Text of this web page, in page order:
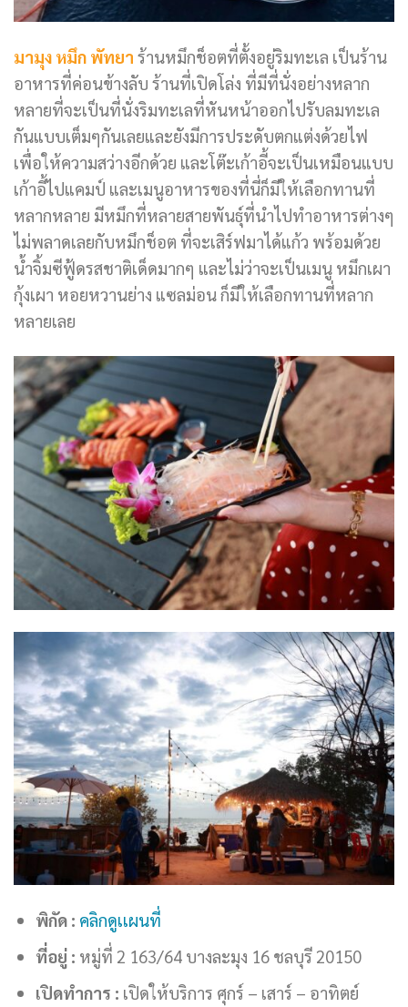
มามุง หมึก พัทยา ร้านหมึกช็อตที่ตั้งอยู่ริมทะเล เป็นร้าน
อาหารที่ค่อนข้างลับ ร้านที่เปิดโล่ง ที่มีที่นั่งอย่างหลาก
หลายที่จะเป็นที่นั่งริมทะเลที่หันหน้าออกไปรับลมทะเล
กันแบบเต็มๆกันเลยและยังมีการประดับตกแต่งด้วยไฟ
เพื่อให้ความสว่างอีกด้วย และโต๊ะเก้าอี้จะเป็นเหมือนแบบ
เก้าอี้ไปแคมป์ และเมนูอาหารของที่นี่ก็มีให้เลือกทานที่
หลากหลาย มีหมึกที่หลายสายพันธุ์ที่นำไปทำอาหารต่างๆ
ไม่พลาดเลยกับหมึกช็อต ที่จะเสิร์ฟมาได้แก้ว พร้อมด้วย
น้ำจิ้มซีฟู้ดรสชาติเด็ดมากๆ และไม่ว่าจะเป็นเมนู หมึกเผา
กุ้งเผา หอยหวานย่าง แซลม่อน ก็มีให้เลือกทานที่หลาก
หลายเลย
พิกัด : คลิกดูเเผนที่
ที่อยู่ : หมู่ที่ 2 163/64 บางละมุง 16 ชลบุรี 20150
เปิดทำการ : เปิดให้บริการ ศุกร์ – เสาร์ – อาทิตย์